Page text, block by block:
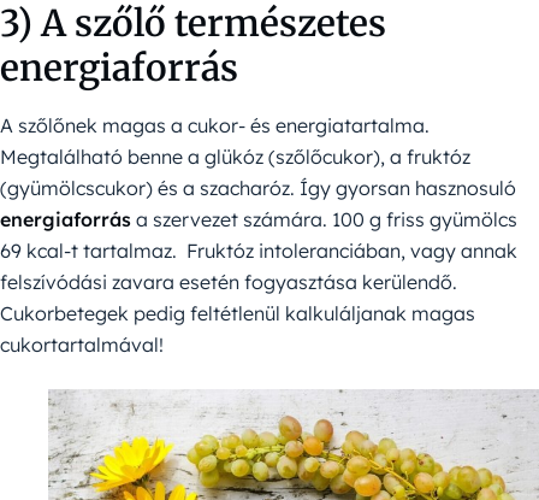
3) A szőlő természetes
energiaforrás
A szőlőnek magas a cukor- és energiatartalma.
Megtalálható benne a glükóz (szőlőcukor), a fruktóz
(gyümölcscukor) és a szacharóz. Így gyorsan hasznosuló
energiaforrás a szervezet számára. 100 g friss gyümölcs
69 kcal-t tartalmaz. Fruktóz intoleranciában, vagy annak
felszívódási zavara esetén fogyasztása kerülendő.
Cukorbetegek pedig feltétlenül kalkuláljanak magas
cukortartalmával!